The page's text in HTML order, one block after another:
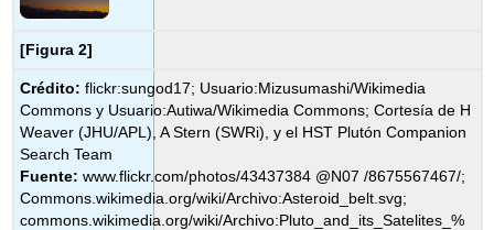
[Figura 2]
Crédito: flickr:sungod17; Usuario:Mizusumashi/Wikimedia
Commons y Usuario:Autiwa/Wikimedia Commons; Cortesía de H
Weaver (JHU/APL), A Stern (SWRi), y el HST Plutón Companion
Search Team
Fuente: www.flickr.com/photos/43437384 @N07 /8675567467/;
Commons.wikimedia.org/wiki/Archivo:Asteroid_belt.svg;
commons.wikimedia.org/wiki/Archivo:Pluto_and_its_Satelites_%